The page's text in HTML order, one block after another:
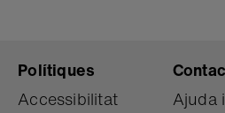
Polítiques
Accessibilitat
Ajuda